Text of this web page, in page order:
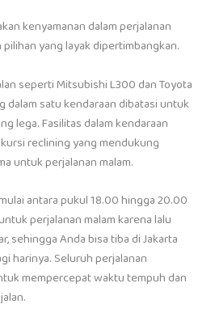
kenyamanan dalam perjalanan
pilihan yang layak dipertimbangkan.
seperti Mitsubishi L300 dan Toyota
dalam satu kendaraan dibatasi untuk
lega. Fasilitas dalam kendaraan
reclining yang mendukung
untuk perjalanan malam.
antara pukul 18.00 hingga 20.00
perjalanan malam karena lalu
sehingga Anda bisa tiba di Jakarta
harinya. Seluruh perjalanan
mempercepat waktu tempuh dan